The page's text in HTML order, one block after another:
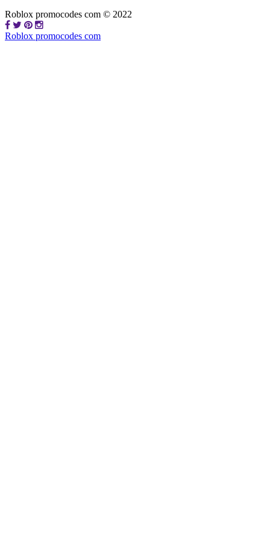
Roblox promocodes com © 2022
Roblox promocodes com